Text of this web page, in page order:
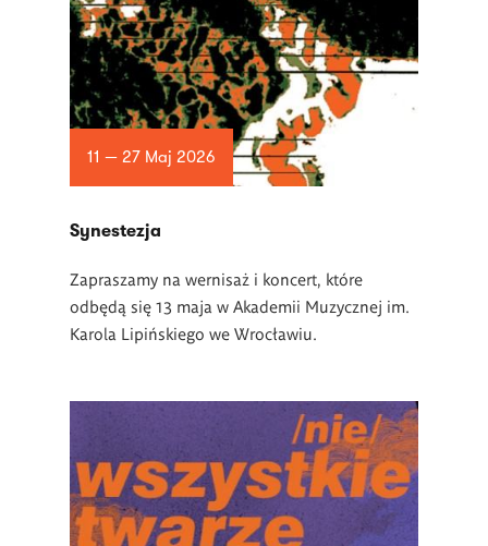
11 — 27 Maj 2026
Synestezja
Zapraszamy na wernisaż i koncert, które
odbędą się 13 maja w Akademii Muzycznej im.
Karola Lipińskiego we Wrocławiu.